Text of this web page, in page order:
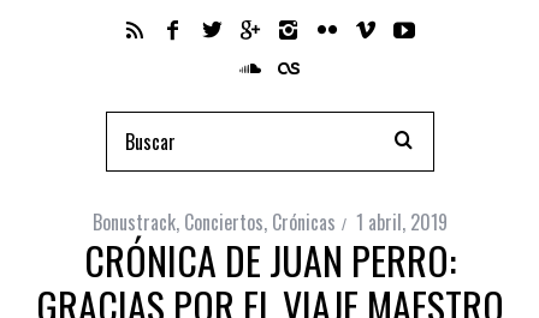
Bonustrack, Conciertos, Crónicas 1 abril, 2019
CRÓNICA DE JUAN PERRO:
GRACIAS POR EL VIAJE MAESTRO